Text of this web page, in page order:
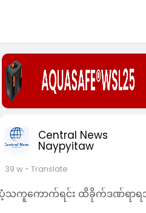
Central News
Naypyitaw
39 w- Translate
သကူကောက်ရင်း ထိခိုက်ဒဏ်ရာရ